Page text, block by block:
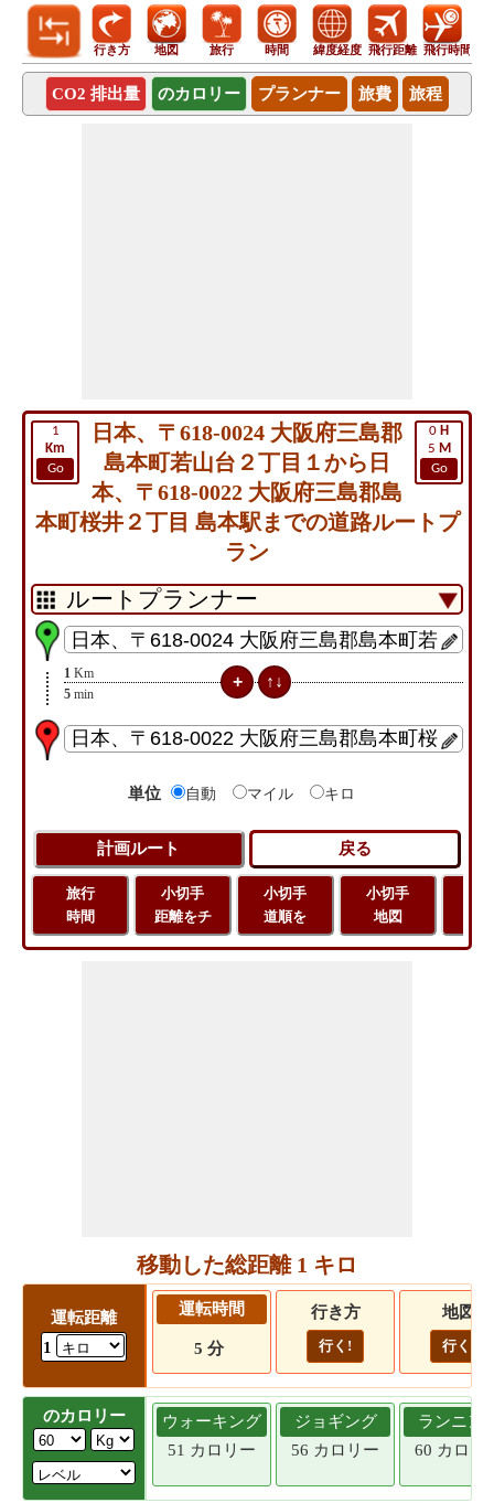
行き方 地図 旅行 時間 緯度経度 飛行距離 飛行時間
CO2 排出量 のカロリー プランナー 旅費 旅程
1
Km
Go
0 H
5 M
Go
日本、〒618-0024 大阪府三島郡
島本町若山台２丁目１から日
本、〒618-0022 大阪府三島郡島
本町桜井２丁目 島本駅までの道路ルートプ
ラン
1 Km
5 min
単位 自動 マイル キロ
旅行
時間
小切手
距離をチ
小切手
道順を
小切手
地図
移動した総距離 1 キロ
運転距離
1
運転時間
5 分
行き方
行く!
地図
行く!
のカロリー
ウォーキング
51 カロリー
ジョギング
56 カロリー
ランニン
60 カロリ